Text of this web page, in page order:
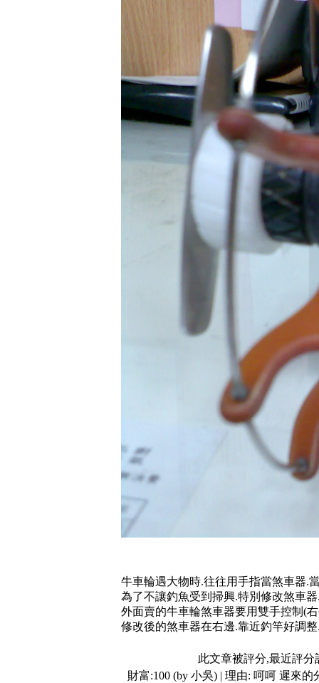
牛車輪遇大物時.往往用手指當煞車器.
為了不讓釣魚受到掃興.特別修改煞車
外面賣的牛車輪煞車器要用雙手控制(
修改後的煞車器在右邊.靠近釣竿好調
此文章被評分,最近評分
財富:100 (by 小吳) | 理由: 呵呵 遲來的